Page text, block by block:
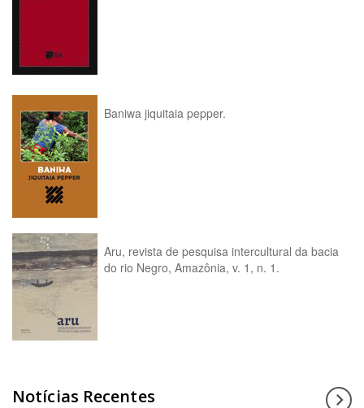
Baniwa jiquitaia pepper.
Aru, revista de pesquisa intercultural da bacia
do rio Negro, Amazônia, v. 1, n. 1.
Notícias Recentes